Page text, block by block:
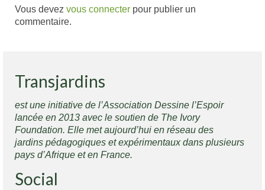
Vous devez vous connecter pour publier un
commentaire.
Transjardins
est une initiative de l’Association Dessine l’Espoir
lancée en 2013 avec le soutien de The Ivory
Foundation. Elle met aujourd’hui en réseau des
jardins pédagogiques et expérimentaux dans plusieurs
pays d’Afrique et en France.
Social